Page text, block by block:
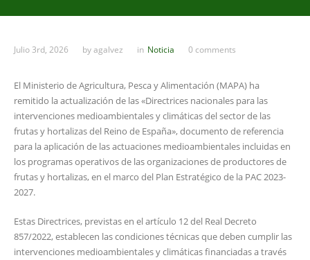
Julio 3rd, 2026 byagalvez in Noticia 0 comments
El Ministerio de Agricultura, Pesca y Alimentación (MAPA) ha
remitido la actualización de las «Directrices nacionales para las
intervenciones medioambientales y climáticas del sector de las
frutas y hortalizas del Reino de España», documento de referencia
para la aplicación de las actuaciones medioambientales incluidas en
los programas operativos de las organizaciones de productores de
frutas y hortalizas, en el marco del Plan Estratégico de la PAC 2023-
2027.
Estas Directrices, previstas en el artículo 12 del Real Decreto
857/2022, establecen las condiciones técnicas que deben cumplir las
intervenciones medioambientales y climáticas financiadas a través